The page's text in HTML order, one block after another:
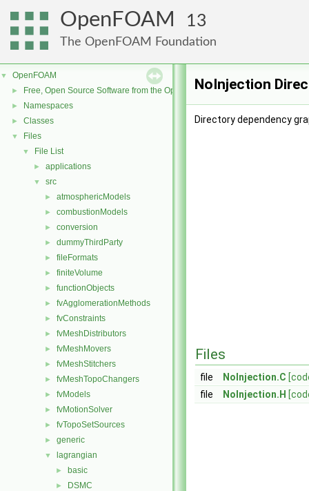
OpenFOAM 13
The OpenFOAM Foundation
▼ OpenFOAM
► Free, Open Source Software from the OpenFOAM Foundation
► Namespaces
► Classes
▼ Files
▼ File List
► applications
▼ src
► atmosphericModels
► combustionModels
► conversion
► dummyThirdParty
► fileFormats
► finiteVolume
► functionObjects
► fvAgglomerationMethods
► fvConstraints
► fvMeshDistributors
► fvMeshMovers
► fvMeshStitchers
► fvMeshTopoChangers
► fvModels
► fvMotionSolver
► fvTopoSetSources
► generic
▼ lagrangian
► basic
► DSMC
NoInjection
Directory dependency
Files
file NoInjection.C
file
NoInjection.H